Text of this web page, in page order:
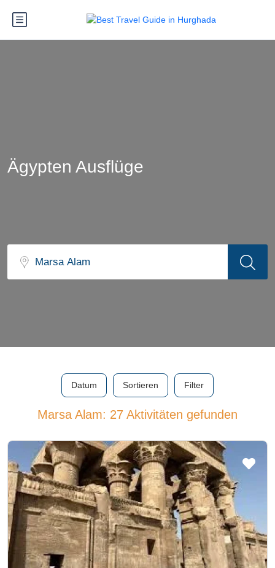
Ägypten Ausflüge
Datum Sortieren Filter
Marsa Alam: 27 Aktivitäten gefunden